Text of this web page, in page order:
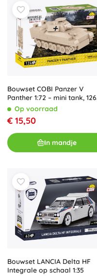
Bouwset COBI Panzer V
Panther 1:72 – mini tank, 126
onderdelen
Op voorraad
€ 15,50
In mandje
Bouwset LANCIA Delta HF
Integrale op schaal 1:35